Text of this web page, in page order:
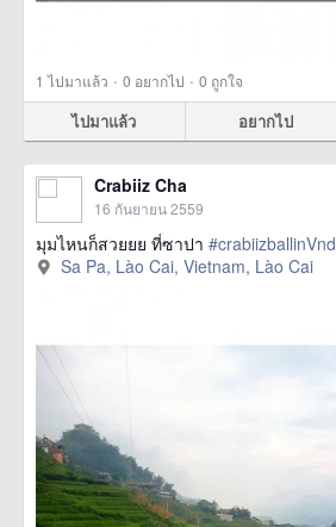
1 ไปมาแล้ว · 0 อยากไป · 0 ถูกใจ
ไปมาแล้ว อยากไป
Crabiiz Cha
16 กันยายน 2559
มุมไหนก็สวยยย ที่ซาปา #crabiizballinVnd
Sa Pa, Lào Cai, Vietnam, Lào Cai